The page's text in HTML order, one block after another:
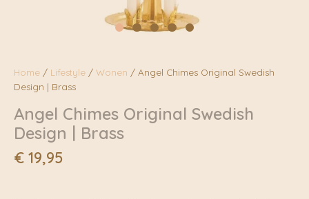
Home / Lifestyle / Wonen / Angel Chimes Original Swedish
Design | Brass
Angel Chimes Original Swedish
Design | Brass
€ 19,95